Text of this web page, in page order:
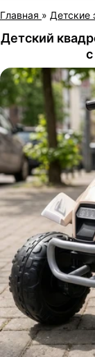
Главная » Детские
Детский